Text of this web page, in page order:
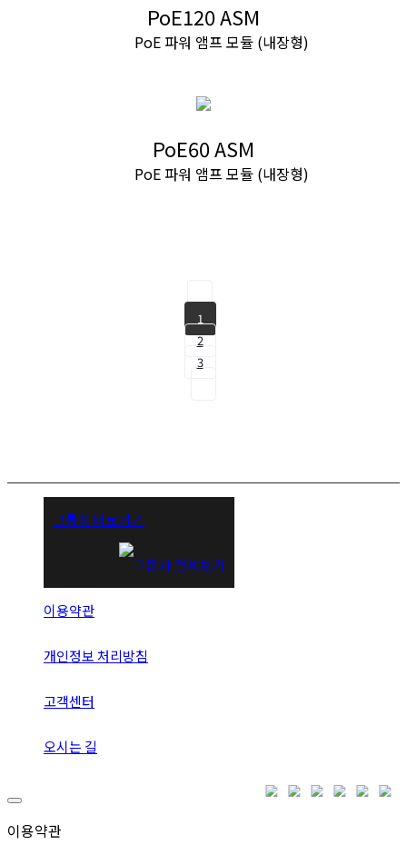
PoE120 ASM
PoE 파워 앰프 모듈 (내장형)
PoE60 ASM
PoE 파워 앰프 모듈 (내장형)
1
2
3
그룹사 바로가기
이용약관
개인정보 처리방침
고객센터
오시는 길
이용약관